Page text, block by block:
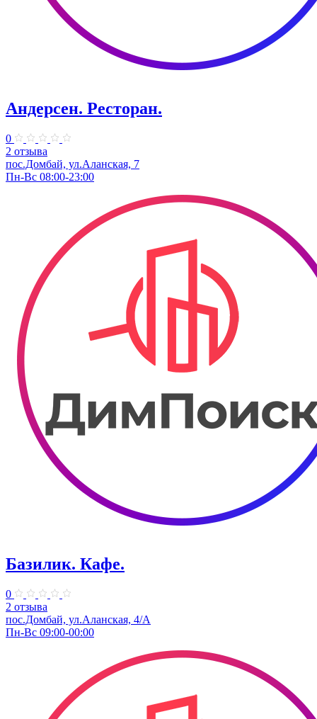
Андерсен. Ресторан.
0
2 отзыва
пос.Домбай, ул.Аланская, 7
Пн-Вс 08:00-23:00
Базилик. Кафе.
0
2 отзыва
пос.Домбай, ул.Аланская, 4/А
Пн-Вс 09:00-00:00